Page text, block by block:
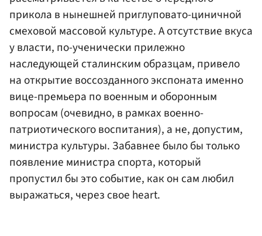
прикола в нынешней приглуповато-циничной
смеховой массовой культуре. А отсутствие вкуса
у власти, по-ученически прилежно
наследующей сталинским образцам, привело
на открытие воссозданного экспоната именно
вице-премьера по военным и оборонным
вопросам (очевидно, в рамках военно-
патриотического воспитания), а не, допустим,
министра культуры. Забавнее было бы только
появление министра спорта, который
пропустил бы это событие, как он сам любил
выражаться, через свое heart.